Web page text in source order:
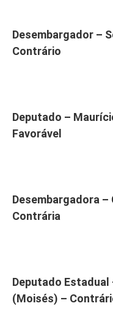
Desembargador –
Contrário
Deputado –
Favorável
Desembargadora –
Contrária
Deputado Estadual
(Moisés) –